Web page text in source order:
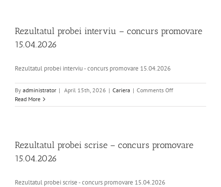
promovare
Rezultatul probei interviu – concurs promovare
15.04.2026
Rezultatul probei interviu - concurs promovare 15.04.2026
By administrator | April 15th, 2026 | Cariera | Comments Offon
probei
promovare
Read More
Rezultatul probei scrise – concurs promovare
15.04.2026
Rezultatul probei scrise - concurs promovare 15.04.2026